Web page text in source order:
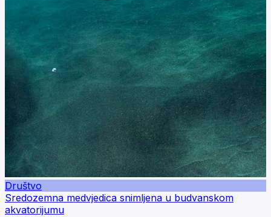
Društvo
Sredozemna medvjedica snimljena u budvanskom
akvatorijumu